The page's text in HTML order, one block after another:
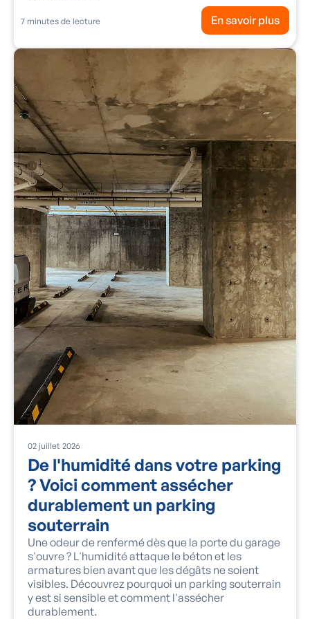
7 minutes de lecture En savoir plus
02 juillet 2026
De l'humidité dans votre parking
? Voici comment assécher
durablement un parking
souterrain
Une odeur de renfermé dès que la porte du garage
s'ouvre ? L'humidité attaque le béton et les
armatures bien avant que les dégâts ne soient
visibles. Découvrez pourquoi un parking souterrain
y est si sensible et comment l'assécher
durablement.